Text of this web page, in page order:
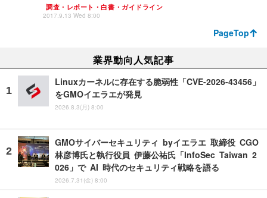
調査・レポート・白書・ガイドライン
2017.9.13 Wed 8:00
PageTop
業界動向人気記事
Linuxカーネルに存在する脆弱性「CVE-2026-43456」
をGMOイエラエが発見
2026.8.3(月) 8:00
GMOサイバーセキュリティ byイエラエ 取締役 CGO
林彦博氏と執行役員 伊藤公祐氏「InfoSec Taiwan 2
026」で AI 時代のセキュリティ戦略を語る
2026.7.31(金) 8:00